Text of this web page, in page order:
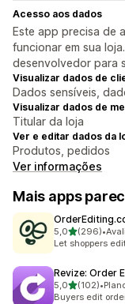
Acesso aos dados
Este app precisa de
funcionar em sua
desenvolvedor para
Visualizar dados de
Dados sensíveis,
Visualizar dados de
Titular da loja
Ver e editar dados da
Produtos, pedidos
Ver informações
Mais apps
5,0de 5 estrelas
(296)
296 avaliações
•
Let shoppers
Revize: Order
5,0de 5 estrelas
(102)
102 avaliações
•
Buyers edit